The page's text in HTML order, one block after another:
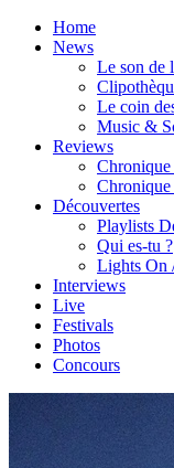
Home
News
Le son de
Le coin
Music &
Reviews
Chronique
Chronique
Découvertes
Playlists
Qui es-tu ?
Lights On
Interviews
Live
Festivals
Photos
Concours